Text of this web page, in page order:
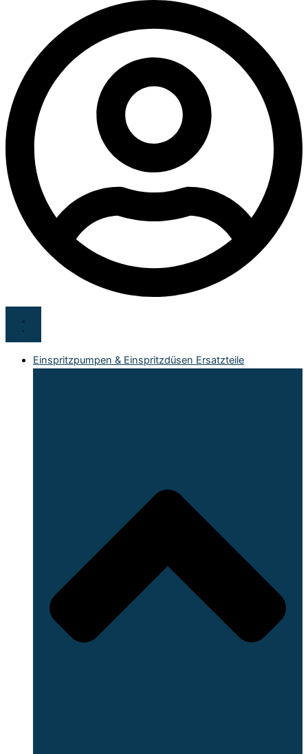
Einspritzpumpen & Einspritzdüsen Ersatzteile